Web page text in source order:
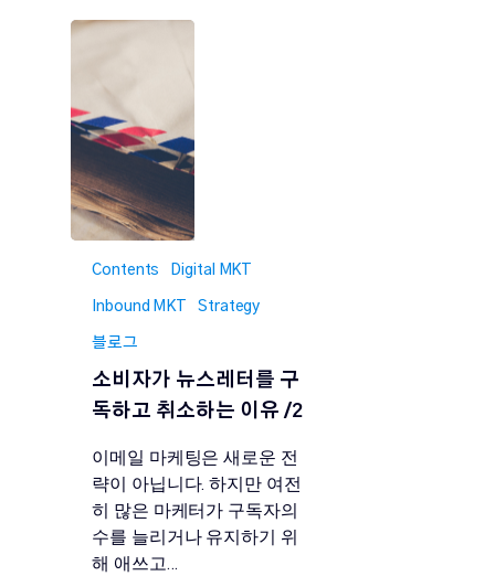
Contents Digital MKT
Inbound MKT Strategy
블로그
소비자가 뉴스레터를 구
독하고 취소하는 이유 /2
이메일 마케팅은 새로운 전
략이 아닙니다. 하지만 여전
히 많은 마케터가 구독자의
수를 늘리거나 유지하기 위
해 애쓰고…